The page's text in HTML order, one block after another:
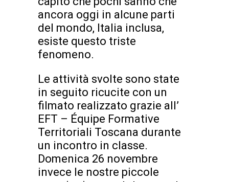
ancora oggi in alcune parti
del mondo, Italia inclusa,
esiste questo triste
fenomeno.
Le attività svolte sono state
in seguito ricucite con un
filmato realizzato grazie all’
EFT – Équipe Formative
Territoriali Toscana durante
un incontro in classe.
Domenica 26 novembre
invece le nostre piccole